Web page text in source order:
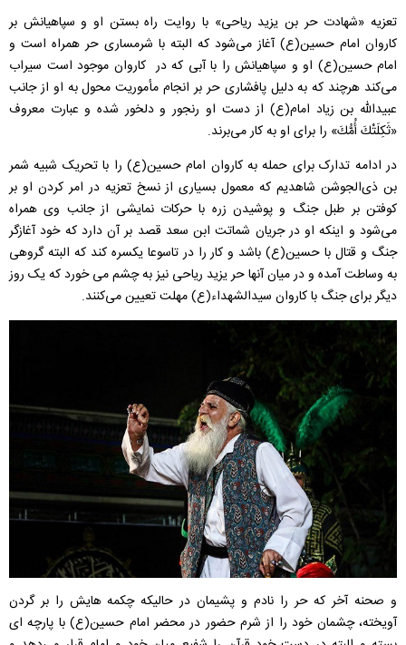
تعزیه «شهادت حر بن یزید ریاحی» با روایت راه بستن او و سپاهیانش بر
کاروان امام حسین(ع) آغاز می‌شود که البته با شرمساری حر همراه است و
امام حسین(ع) او و سپاهیانش را با آبی که در کاروان موجود است سیراب
می‌کند هرچند که به دلیل پافشاری حر بر انجام مأموریت محول به او از جانب
عبیدالله بن زیاد امام(ع) از دست او رنجور و دلخور شده و عبارت معروف
«ثَكِلَتْكَ أُمُّكَ» را برای او به کار می‌برند.
در ادامه تدارک برای حمله به کاروان امام حسین(ع) را با تحریک شبیه شمر
بن ذی‌الجوشن شاهدیم که معمول بسیاری از نسخ تعزیه در امر کردن او بر
کوفتن بر طبل جنگ و پوشیدن زره با حرکات نمایشی از جانب وی همراه
می‌شود و اینکه او در جریان شماتت ابن سعد قصد بر آن دارد که خود آغازگر
جنگ و قتال با حسین(ع) باشد و کار را در تاسوعا یکسره کند که البته گروهی
به وساطت آمده و در میان آنها حر یزید ریاحی نیز به چشم می خورد که یک روز
دیگر برای جنگ با کاروان سیدالشهداء(ع) مهلت تعیین می‌کنند.
و صحنه آخر که حر را نادم و پشیمان در حالیکه چکمه هایش را بر گردن
آویخته، چشمان خود را از شرم حضور در محضر امام حسین(ع) با پارچه ای